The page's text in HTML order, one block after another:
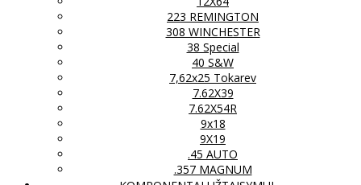
223 REMINGTON
308 WINCHESTER
38 Special
40 S&W
7,62x25 Tokarev
7.62X39
7.62X54R
9x18
9X19
.45 AUTO
.357 MAGNUM